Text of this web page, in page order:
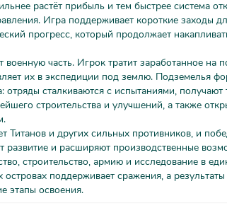
растёт прибыль и тем быстрее система
Игра поддерживает короткие заходы
прогресс, который продолжает
часть. Игрок тратит заработанное на
их в экспедиции под землю. Подземелья
отряды сталкиваются с испытаниями, получают
строительства и улучшений, а также
Титанов и других сильных противников, и
развитие и расширяют производственные
строительство, армию и исследование в
островах поддерживает сражения, а
этапы освоения.